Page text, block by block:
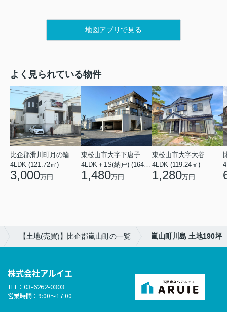
地図アプリで見る
よく見られている物件
4LDK (121.72㎡)
3,000万円
東松山市大字下唐子
1,480万円
東松山市大字大谷
4LDK (119.24㎡)
1,280万円
【土地(売買)】比企郡嵐山町の一覧 嵐山町川島 土地190坪
株式会社アルイエ
TEL： 03-6262-0303
営業時間：9:00～17:00